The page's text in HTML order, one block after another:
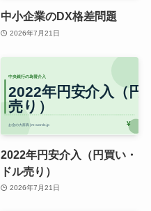
中小企業のDX格差問題
2026年7月21日
2022年円安介入（円買い・
ドル売り）
2026年7月21日